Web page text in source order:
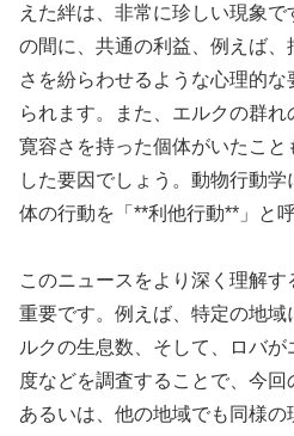
えた絆は、非常に珍しい現象
の間に、共通の利益、例えば
さを紛らわせるような心理的な
られます。また、エルクの群
寛容さを持った個体がいたこ
した要因でしょう。動物行動
体の行動を「**利他行動**」と
このニュースをより深く理解
重要です。例えば、特定の地
ルクの生息数、そして、ロバ
度などを調査することで、今回
あるいは、他の地域でも同様